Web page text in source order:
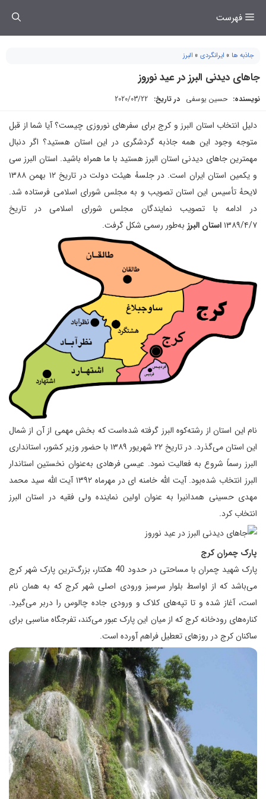
فهرست
جاذبه ها » ایرانگردی » البرز
جاهای دیدنی البرز در عید نوروز
نویسنده: حسین یوسفی در تاریخ: 2020/03/22
دلیل انتخاب استان البرز و کرج برای سفرهای نوروزی چیست؟ آیا شما از قبل
متوجه وجود این همه جاذبه گردشگری در این استان هستید؟ اگر دنبال
مهمترین جاهای دیدنی استان البرز هستید با ما همراه باشید. استان البرز سی
و یکمین استان ایران است. در جلسهٔ هیئت دولت در تاریخ ۱۲ بهمن ۱۳۸۸
لایحهٔ تأسیس این استان تصویب و به مجلس شورای اسلامی فرستاده شد.
در ادامه با تصویب نمایندگان مجلس شورای اسلامی در تاریخ
۱۳۸۹/۴/۷استان البرز به‌طور رسمی شکل گرفت.
نام این استان از رشته‌کوه البرز گرفته شده‌است که بخش مهمی از آن از شمال
این استان می‌گذرد. در تاریخ ۲۲ شهریور ۱۳۸۹ با حضور وزیر کشور، استانداری
البرز رسماً شروع به فعالیت نمود. عیسی فرهادی به‌عنوان نخستین استاندار
البرز انتخاب شده‌بود. آیت الله خامنه ای در مهرماه ۱۳۹۲ آیت الله سید محمد
مهدی حسینی همدانیرا به عنوان اولین نماینده ولی فقیه در استان البرز
انتخاب کرد.
پارک چمران کرج
پارک شهید چمران با مساحتی در حدود 40 هکتار، بزرگ‌ترین پارک شهر کرج
می‌باشد که از اواسط بلوار سرسبز ورودی اصلی شهر کرج که به همان نام
است، آغاز شده و تا تپه‌های کلاک و ورودی جاده چالوس را دربر می‌گیرد.
کناره‌های رودخانه کرج که از میان این پارک عبور می‌کند، تفرجگاه مناسبی برای
ساکنان کرج در روزهای تعطیل فراهم آورده است.